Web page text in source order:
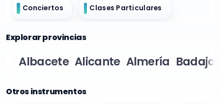
Conciertos Clases Particulares
Explorar provincias
Albacete Alicante Almería Badajoz
Otros instrumentos